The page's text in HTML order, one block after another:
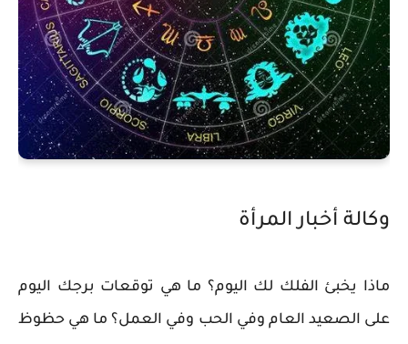
وكالة أخبار المرأة
ماذا يخبئ الفلك لك اليوم؟ ما هي توقعات برجك اليوم
على الصعيد العام وفي الحب وفي العمل؟ ما هي حظوظ